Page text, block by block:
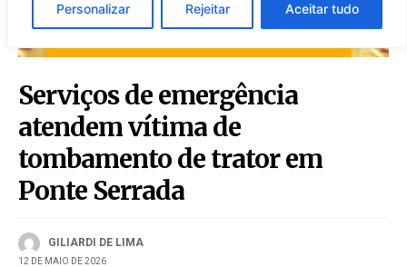
Personalizar Rejeitar Aceitar tudo
Serviços de emergência
atendem vítima de
tombamento de trator em
Ponte Serrada
GILIARDI DE LIMA
12 DE MAIO DE 2026